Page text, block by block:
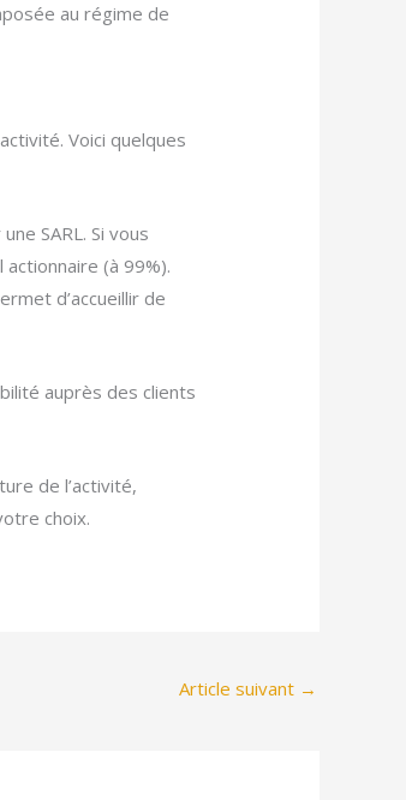
au régime de
Voici quelques
SARL. Si vous
(à 99%).
d’accueillir de
auprès des clients
de l’activité,
choix.
Article suivant →